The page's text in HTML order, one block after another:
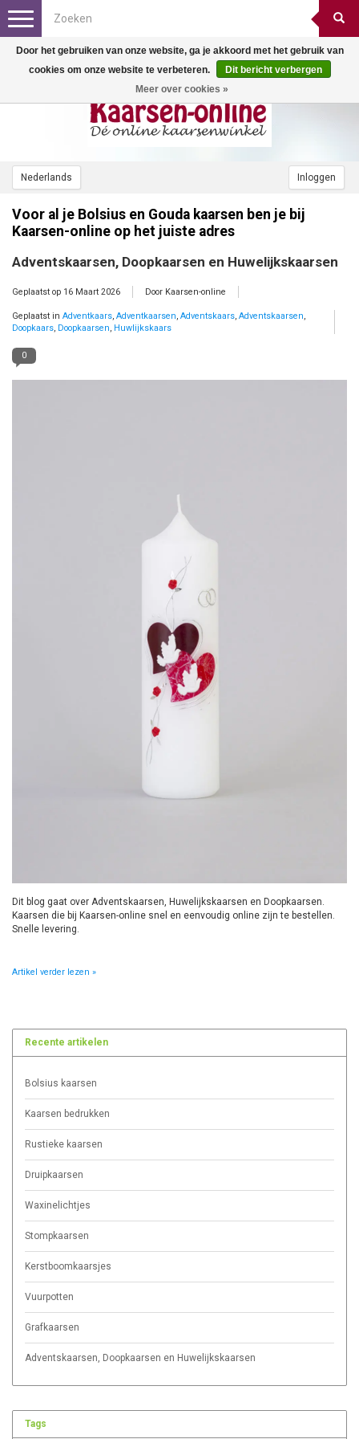
Nederlands Inloggen
Toggle
navigation
Voor al je Bolsius en Gouda kaarsen ben je bij
Kaarsen-online op het juiste adres
Adventskaarsen, Doopkaarsen en Huwelijkskaarsen
Geplaatst op 16 Maart 2026 Door Kaarsen-online
Geplaatst in Adventkaars, Adventkaarsen, Adventskaars, Adventskaarsen,
Doopkaars, Doopkaarsen, Huwlijkskaars
0
Dit blog gaat over Adventskaarsen, Huwelijkskaarsen en Doopkaarsen.
Kaarsen die bij Kaarsen-online snel en eenvoudig online zijn te bestellen.
Snelle levering.
Artikel verder lezen »
Recente artikelen
Bolsius kaarsen
Kaarsen bedrukken
Rustieke kaarsen
Druipkaarsen
Waxinelichtjes
Stompkaarsen
Kerstboomkaarsjes
Vuurpotten
Grafkaarsen
Adventskaarsen, Doopkaarsen en Huwelijkskaarsen
Tags
Door het gebruiken van onze website, ga je akkoord met het gebruik van
cookies om onze website te verbeteren.
Dit bericht verbergen
Meer over cookies »